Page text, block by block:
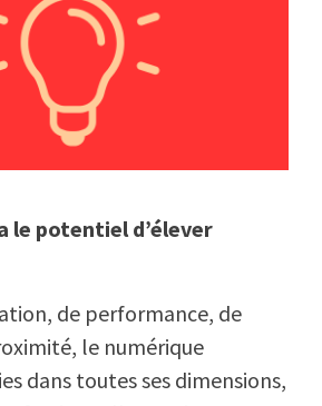
le potentiel d’élever
de performance, de
le numérique
dans toutes ses dimensions,